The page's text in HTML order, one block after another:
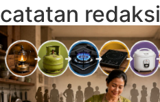
catatan redaksi